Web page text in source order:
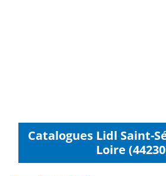
Catalogues Lidl Saint-
Loire